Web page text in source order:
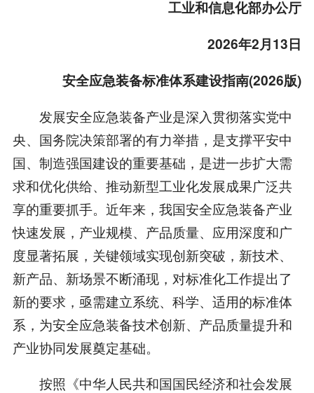
工业和信息化部办公厅
2026年2月13日
安全应急装备标准体系建设指南(2026版)
发展安全应急装备产业是深入贯彻落实党中
央、国务院决策部署的有力举措，是支撑平安中
国、制造强国建设的重要基础，是进一步扩大需
求和优化供给、推动新型工业化发展成果广泛共
享的重要抓手。近年来，我国安全应急装备产业
快速发展，产业规模、产品质量、应用深度和广
度显著拓展，关键领域实现创新突破，新技术、
新产品、新场景不断涌现，对标准化工作提出了
新的要求，亟需建立系统、科学、适用的标准体
系，为安全应急装备技术创新、产品质量提升和
产业协同发展奠定基础。
按照《中华人民共和国国民经济和社会发展